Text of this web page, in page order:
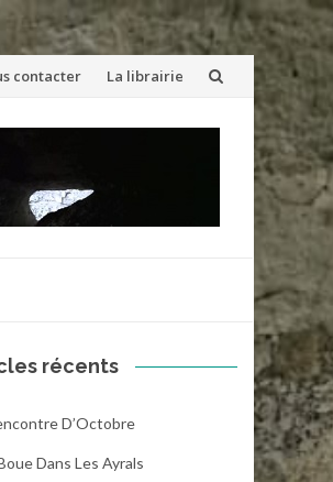
contacter La librairie
récents
D’Octobre
Dans Les Ayrals